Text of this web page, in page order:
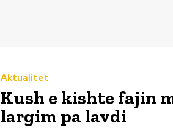
Aktualitet
Kush e kishte fajin
largim pa lavdi